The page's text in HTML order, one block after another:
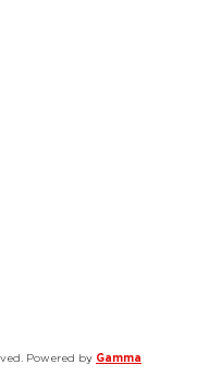
Powered by Gamma